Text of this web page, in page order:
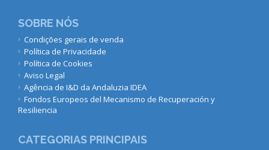
SOBRE NÓS
Condições gerais de venda
Política de Privacidade
Política de Cookies
Aviso Legal
Agência de I&D da Andaluzia IDEA
Fondos Europeos del Mecanismo de Recuperación y
Resiliencia
CATEGORIAS PRINCIPAIS